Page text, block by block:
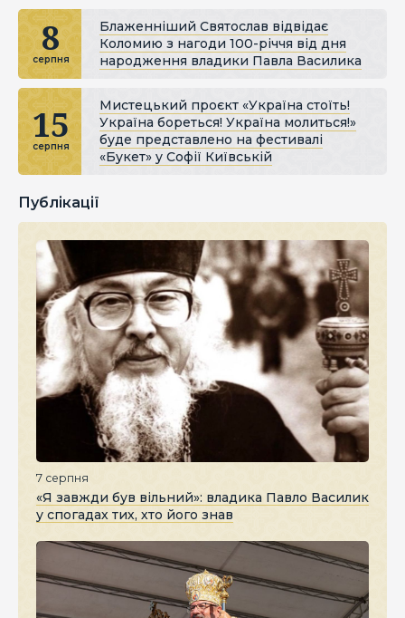
8
серпня
Блаженніший Святослав відвідає
Коломию з нагоди 100-річчя від дня
народження владики Павла Василика
15
серпня
Мистецький проєкт «Україна стоїть!
Україна бореться! Україна молиться!»
буде представлено на фестивалі
«Букет» у Софії Київській
Публікації
7 серпня
«Я завжди був вільний»: владика Павло Василик
у спогадах тих, хто його знав